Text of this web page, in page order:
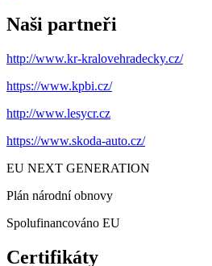
Naši partneři
http://www.kr-kralovehradecky.cz/
https://www.kpbi.cz/
http://www.lesycr.cz
https://www.skoda-auto.cz/
EU NEXT GENERATION
Plán národní obnovy
Spolufinancováno EU
Certifikáty